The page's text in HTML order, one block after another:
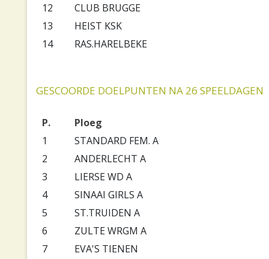
12
CLUB BRUGGE
13
HEIST KSK
14
RAS.HARELBEKE
GESCOORDE DOELPUNTEN NA 26 SPEELDAGEN
P.
Ploeg
1
STANDARD FEM. A
2
ANDERLECHT A
3
LIERSE WD A
4
SINAAI GIRLS A
5
ST.TRUIDEN A
6
ZULTE WRGM A
7
EVA'S TIENEN